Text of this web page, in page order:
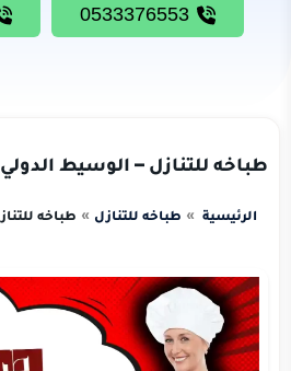
طباخه للتنازل – الوسيط الدولي 2023
الرئيسية طباخه للتنازل طباخه